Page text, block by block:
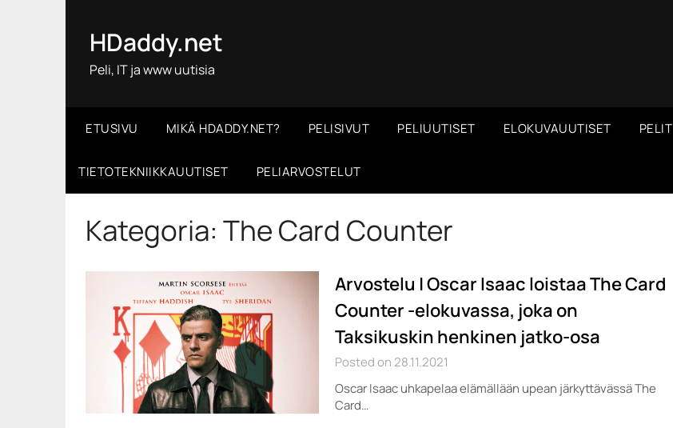
HDaddy.net
Peli, IT ja www uutisia
ETUSIVU MIKÄ HDADDY.NET? PELISIVUT PELIUUTISET ELOKUVAUUTISET PELIT
TIETOTEKNIIKKAUUTISET PELIARVOSTELUT
Kategoria: The Card Counter
Arvostelu | Oscar Isaac loistaa The Card
Counter -elokuvassa, joka on
Taksikuskin henkinen jatko-osa
Posted on 28.11.2021
Oscar Isaac uhkapelaa elämällään upean järkyttävässä The
Card…